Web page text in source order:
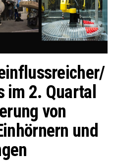
im 2. Quartal
von
und